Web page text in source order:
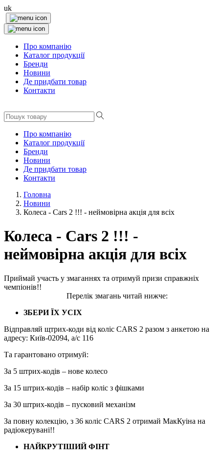
uk
Про компанію
Каталог продукції
Бренди
Новини
Де придбати товар
Контакти
Про компанію
Каталог продукції
Бренди
Новини
Де придбати товар
Контакти
Головна
Новини
Колеса - Cars 2 !!! - неймовірна акція для всіх
Колеса - Cars 2 !!! -
неймовірна акція для всіх
Приймай участь у змаганнях та отримуй призи справжніх
чемпіонів!!
Перелік змагань читай нижче:
ЗБЕРИ ЇХ УСІХ
Відправляй щтрих-коди від коліс CARS 2 разом з анкетою на
адресу: Київ-02094, а/с 116
Та гарантовано отримуй:
За 5 штрих-кодів – нове колесо
За 15 штрих-кодів – набір коліс з фішками
За 30 штрих-кодів – пусковий механізм
За повну колекцію, з 36 коліс CARS 2 отримай МакКуіна на
радіокерувані!!
НАЙКРУТІШИЙ ФІНТ